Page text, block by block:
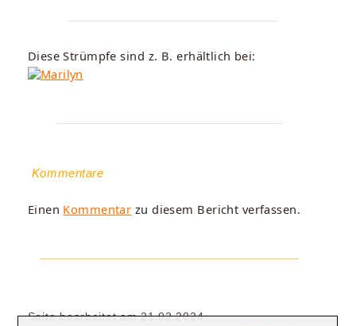
Diese Strümpfe sind z. B. erhältlich bei:
Kommentare
Einen Kommentar zu diesem Bericht verfassen.
Seite bearbeitet am 21.02.2024.